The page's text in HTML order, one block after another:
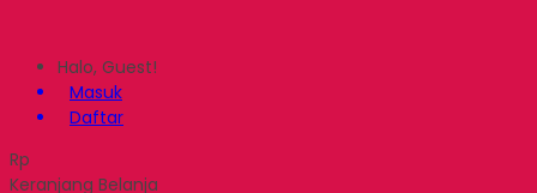
Halo, Guest!
Masuk
Daftar
Rp
Keranjang Belanja